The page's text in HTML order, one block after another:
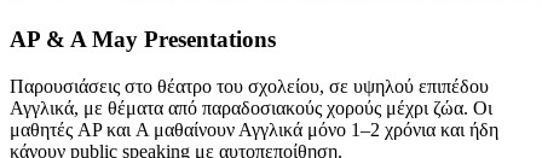
AP & A May Presentations
Παρουσιάσεις στο θέατρο του σχολείου, σε υψηλού επιπέδου
Αγγλικά, με θέματα από παραδοσιακούς χορούς μέχρι ζώα. Οι
μαθητές AP και A μαθαίνουν Αγγλικά μόνο 1–2 χρόνια και ήδη
κάνουν public speaking με αυτοπεποίθηση.